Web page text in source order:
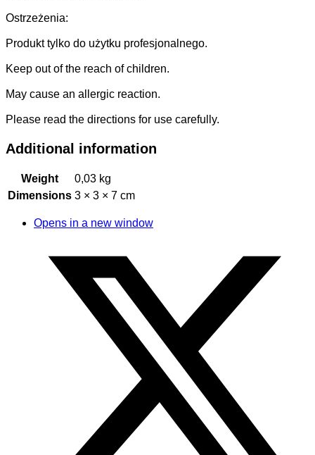
Ostrzeżenia:
Produkt tylko do użytku profesjonalnego.
Keep out of the reach of children.
May cause an allergic reaction.
Please read the directions for use carefully.
Additional information
Weight
0,03 kg
Dimensions 3 × 3 × 7 cm
Opens in a new window